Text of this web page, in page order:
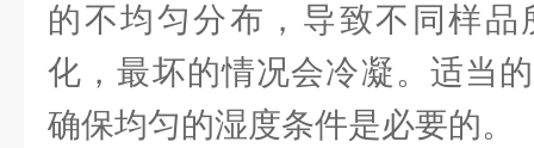
的不均匀分布，导致不同样
化，最坏的情况会冷凝。适当
确保均匀的湿度条件是必要的。